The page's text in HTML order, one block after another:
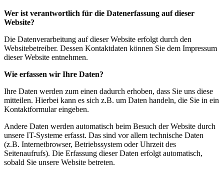
Wer ist verantwortlich für die Datenerfassung auf dieser
Website?
Die Datenverarbeitung auf dieser Website erfolgt durch den
Websitebetreiber. Dessen Kontaktdaten können Sie dem Impressum
dieser Website entnehmen.
Wie erfassen wir Ihre Daten?
Ihre Daten werden zum einen dadurch erhoben, dass Sie uns diese
mitteilen. Hierbei kann es sich z.B. um Daten handeln, die Sie in ein
Kontaktformular eingeben.
Andere Daten werden automatisch beim Besuch der Website durch
unsere IT-Systeme erfasst. Das sind vor allem technische Daten
(z.B. Internetbrowser, Betriebssystem oder Uhrzeit des
Seitenaufrufs). Die Erfassung dieser Daten erfolgt automatisch,
sobald Sie unsere Website betreten.